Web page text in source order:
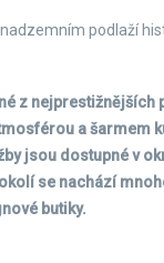
podlaží
z nejprestižnějších
a šarmem
jsou dostupné v
se nachází
butiky.